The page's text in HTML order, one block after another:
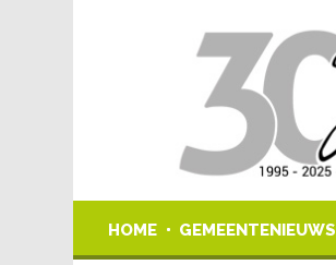
HOME GEMEENTENIEUWS